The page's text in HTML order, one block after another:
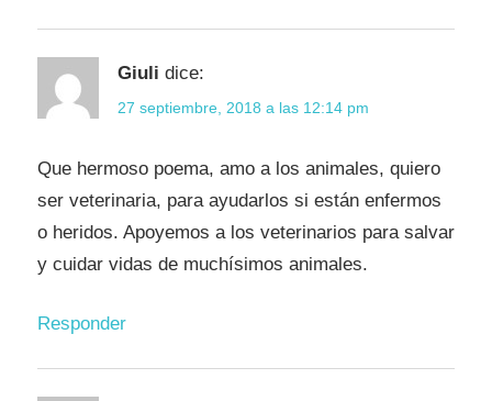
Giuli dice:
27 septiembre, 2018 a las 12:14 pm
Que hermoso poema, amo a los animales, quiero
ser veterinaria, para ayudarlos si están enfermos
o heridos. Apoyemos a los veterinarios para salvar
y cuidar vidas de muchísimos animales.
Responder